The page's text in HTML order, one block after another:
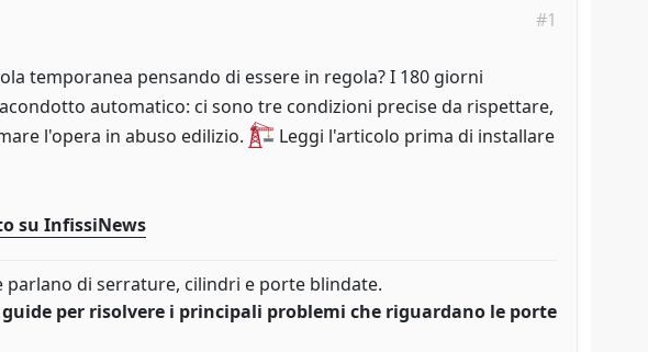
#1
temporanea pensando di essere in regola? I 180 giorni
automatico: ci sono tre condizioni precise da rispettare,
l'opera in abuso edilizio.
Leggi l'articolo prima di installare
su InfissiNews
parlano di serrature, cilindri e porte blindate.
guide per risolvere i principali problemi che riguardano le porte